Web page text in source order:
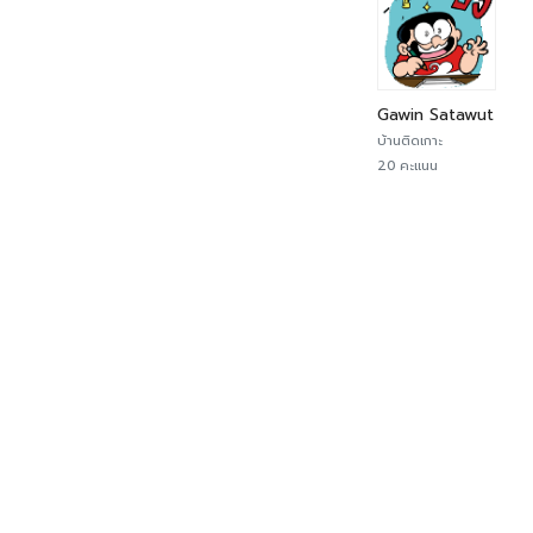
Gawin Satawut
บ้านติดเกาะ
20 คะแนน